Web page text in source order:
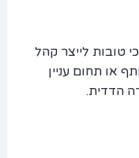
טובות לייצר קהל
או תחום עניין
הדדית.